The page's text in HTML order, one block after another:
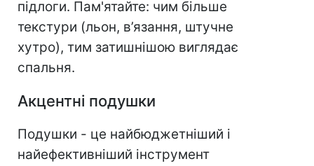
підлоги. Пам'ятайте: чим більше
текстури (льон, в’язання, штучне
хутро), тим затишнішою виглядає
спальня.
Акцентні подушки
Подушки - це найбюджетніший і
найефективніший інструмент